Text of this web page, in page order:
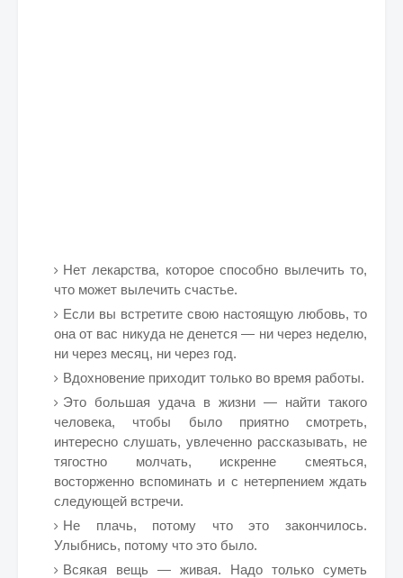
Нет лекарства, которое способно вылечить то,
что может вылечить счастье.
Если вы встретите свою настоящую любовь, то
она от вас никуда не денется — ни через неделю,
ни через месяц, ни через год.
Вдохновение приходит только во время работы.
Это большая удача в жизни — найти такого
человека, чтобы было приятно смотреть,
интересно слушать, увлеченно рассказывать, не
тягостно молчать, искренне смеяться,
восторженно вспоминать и с нетерпением ждать
следующей встречи.
Не плачь, потому что это закончилось.
Улыбнись, потому что это было.
Всякая вещь — живая. Надо только суметь